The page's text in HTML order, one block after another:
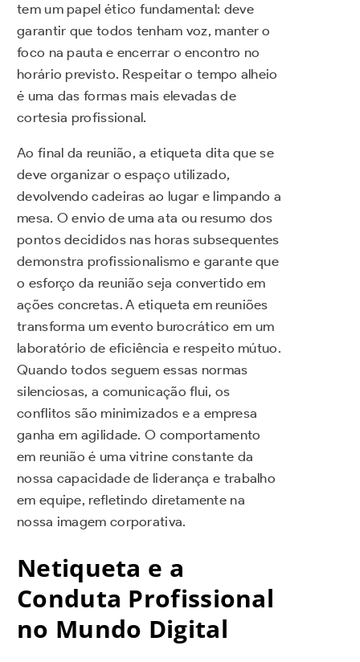
tem um papel ético fundamental: deve
garantir que todos tenham voz, manter o
foco na pauta e encerrar o encontro no
horário previsto. Respeitar o tempo alheio
é uma das formas mais elevadas de
cortesia profissional.
Ao final da reunião, a etiqueta dita que se
deve organizar o espaço utilizado,
devolvendo cadeiras ao lugar e limpando a
mesa. O envio de uma ata ou resumo dos
pontos decididos nas horas subsequentes
demonstra profissionalismo e garante que
o esforço da reunião seja convertido em
ações concretas. A etiqueta em reuniões
transforma um evento burocrático em um
laboratório de eficiência e respeito mútuo.
Quando todos seguem essas normas
silenciosas, a comunicação flui, os
conflitos são minimizados e a empresa
ganha em agilidade. O comportamento
em reunião é uma vitrine constante da
nossa capacidade de liderança e trabalho
em equipe, refletindo diretamente na
nossa imagem corporativa.
Netiqueta e a
Conduta Profissional
no Mundo Digital